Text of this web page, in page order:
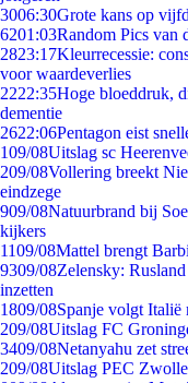
3006:30Grote kans op
6201:03Random Pics van
2823:17Kleurrecessie:
voor waardeverlies
2222:35Hoge bloeddruk,
dementie
2622:06Pentagon eist
109/08Uitslag sc
209/08Vollering breekt
eindzege
909/08Natuurbrand bij
kijkers
1109/08Mattel brengt
9309/08Zelensky:
inzetten
1809/08Spanje volgt Italië
209/08Uitslag FC
3409/08Netanyahu zet
209/08Uitslag PEC